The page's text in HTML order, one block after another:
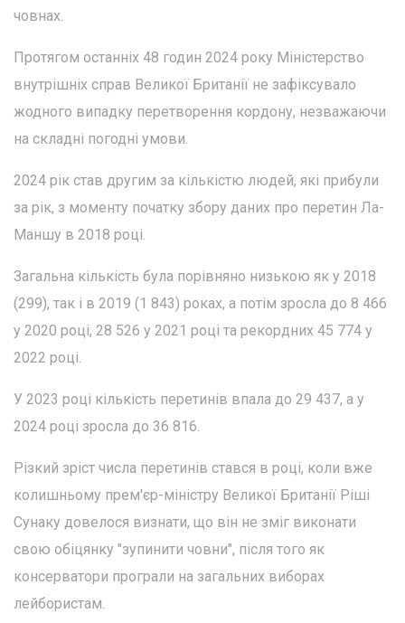
човнах.
Протягом останніх 48 годин 2024 року Міністерство
внутрішніх справ Великої Британії не зафіксувало
жодного випадку перетворення кордону, незважаючи
на складні погодні умови.
2024 рік став другим за кількістю людей, які прибули
за рік, з моменту початку збору даних про перетин Ла-
Маншу в 2018 році.
Загальна кількість була порівняно низькою як у 2018
(299), так і в 2019 (1 843) роках, а потім зросла до 8 466
у 2020 році, 28 526 у 2021 році та рекордних 45 774 у
2022 році.
У 2023 році кількість перетинів впала до 29 437, а у
2024 році зросла до 36 816.
Різкий зріст числа перетинів стався в році, коли вже
колишньому прем'єр-міністру Великої Британії Ріші
Сунаку довелося визнати, що він не зміг виконати
свою обіцянку "зупинити човни", після того як
консерватори програли на загальних виборах
лейбористам.